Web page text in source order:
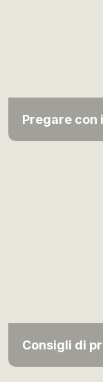
Pregare con
Consigli di